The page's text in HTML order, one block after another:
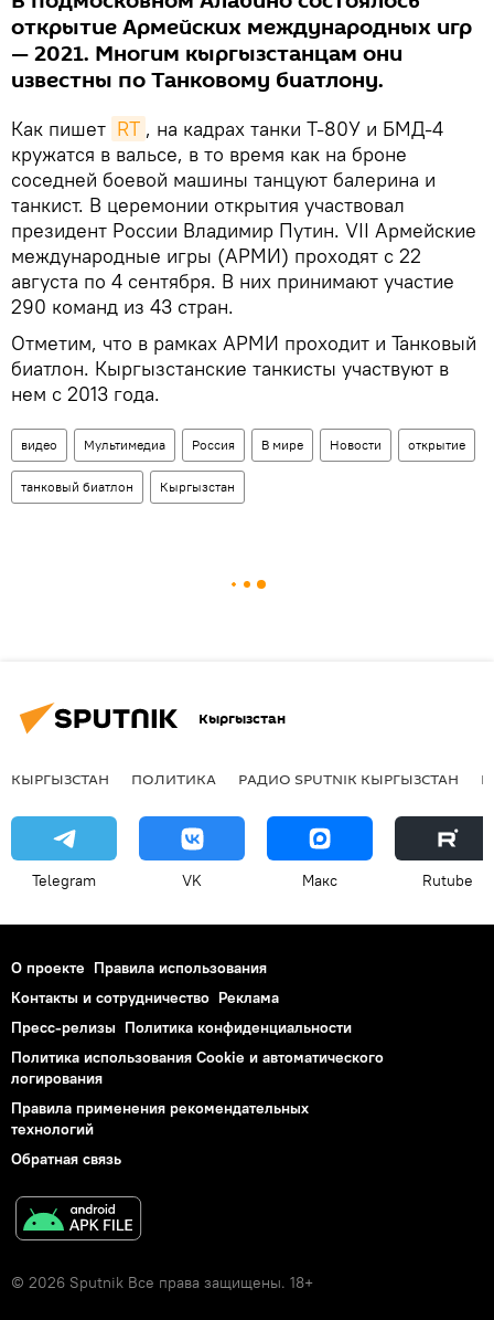
открытие Армейских международных игр
— 2021. Многим кыргызстанцам они
известны по Танковому биатлону.
Как пишет RT , на кадрах танки Т-80У и БМД-4
кружатся в вальсе, в то время как на броне
соседней боевой машины танцуют балерина и
танкист. В церемонии открытия участвовал
президент России Владимир Путин. VII Армейские
международные игры (АРМИ) проходят с 22
августа по 4 сентября. В них принимают участие
290 команд из 43 стран.
Отметим, что в рамках АРМИ проходит и Танковый
биатлон. Кыргызстанские танкисты участвуют в
нем с 2013 года.
видео Мультимедиа Россия В мире Новости открытие
танковый биатлон Кыргызстан
Кыргызстан
КЫРГЫЗСТАН ПОЛИТИКА РАДИО SPUTNIK КЫРГЫЗСТАН
Telegram VK Макс Rutube
О проекте Правила использования
Контакты и сотрудничество Реклама
Пресс-релизы Политика конфиденциальности
Политика использования Cookie и автоматического
логирования
Правила применения рекомендательных
технологий
Обратная связь
© 2026 Sputnik Все права защищены. 18+